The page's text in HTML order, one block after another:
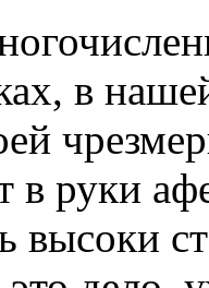
в
в руки
высоки